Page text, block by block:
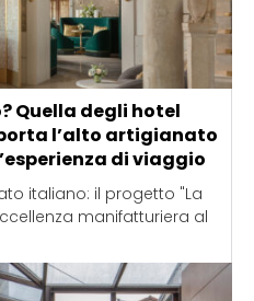
Quella degli hotel
l’alto artigianato
di viaggio
italiano: il progetto "La
manifatturiera al